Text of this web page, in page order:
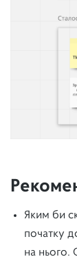
Яким би
початку
на нього.